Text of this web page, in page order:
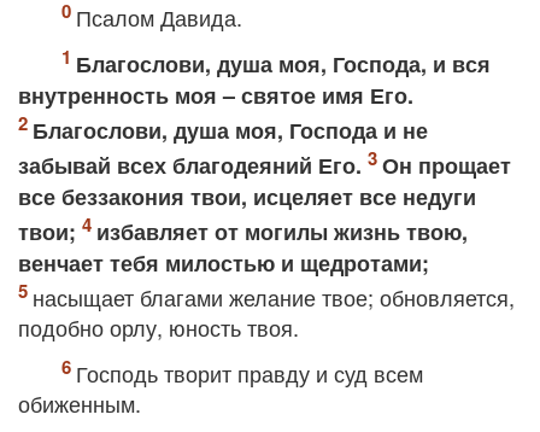
Псалом Давида.
Благослови, душа моя, Господа, и вся
внутренность моя – святое имя Его.
Благослови, душа моя, Господа и не
забывай всех благодеяний Его.
Он прощает
все беззакония твои, исцеляет все недуги
твои;
избавляет от могилы жизнь твою,
венчает тебя милостью и щедротами;
насыщает благами желание твое; обновляется,
подобно орлу, юность твоя.
Господь творит правду и суд всем
обиженным.